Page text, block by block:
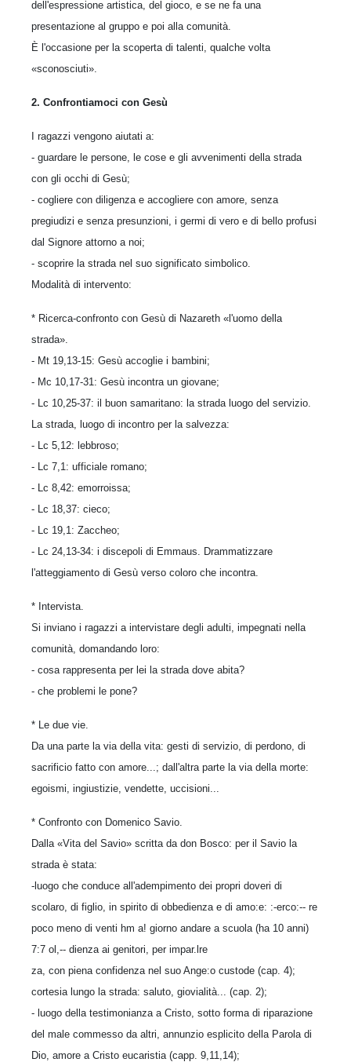
dell'espressione artistica, del gioco, e se ne fa una
presentazione al gruppo e poi alla comunità.
È l'occasione per la scoperta di talenti, qualche volta
«sconosciuti».
2. Confrontiamoci con Gesù
I ragazzi vengono aiutati a:
- guardare le persone, le cose e gli avvenimenti della strada
con gli occhi di Gesù;
- cogliere con diligenza e accogliere con amore, senza
pregiudizi e senza presunzioni, i germi di vero e di bello profusi
dal Signore attorno a noi;
- scoprire la strada nel suo significato simbolico.
Modalità di intervento:
* Ricerca-confronto con Gesù di Nazareth «l'uomo della
strada».
- Mt 19,13-15: Gesù accoglie i bambini;
- Mc 10,17-31: Gesù incontra un giovane;
- Lc 10,25-37: il buon samaritano: la strada luogo del servizio.
La strada, luogo di incontro per la salvezza:
- Lc 5,12: lebbroso;
- Lc 7,1: ufficiale romano;
- Lc 8,42: emorroissa;
- Lc 18,37: cieco;
- Lc 19,1: Zaccheo;
- Lc 24,13-34: i discepoli di Emmaus. Drammatizzare
l'atteggiamento di Gesù verso coloro che incontra.
* Intervista.
Si inviano i ragazzi a intervistare degli adulti, impegnati nella
comunità, domandando loro:
- cosa rappresenta per lei la strada dove abita?
- che problemi le pone?
* Le due vie.
Da una parte la via della vita: gesti di servizio, di perdono, di
sacrificio fatto con amore...; dall'altra parte la via della morte:
egoismi, ingiustizie, vendette, uccisioni...
* Confronto con Domenico Savio.
Dalla «Vita del Savio» scritta da don Bosco: per il Savio la
strada è stata:
-luogo che conduce all'adempimento dei propri doveri di
scolaro, di figlio, in spirito di obbedienza e di amo:e: :-erco:-- re
poco meno di venti hm a! giorno andare a scuola (ha 10 anni)
7:7 ol,-- dienza ai genitori, per impar.lre
za, con piena confidenza nel suo Ange:o custode (cap. 4);
cortesia lungo la strada: saluto, giovialità... (cap. 2);
- luogo della testimonianza a Cristo, sotto forma di riparazione
del male commesso da altri, annunzio esplicito della Parola di
Dio, amore a Cristo eucaristia (capp. 9,11,14);